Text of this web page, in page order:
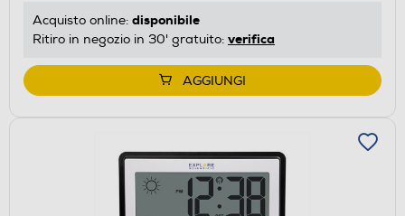
Acquisto online: disponibile
Ritiro in negozio in 30' gratuito: verifica
AGGIUNGI